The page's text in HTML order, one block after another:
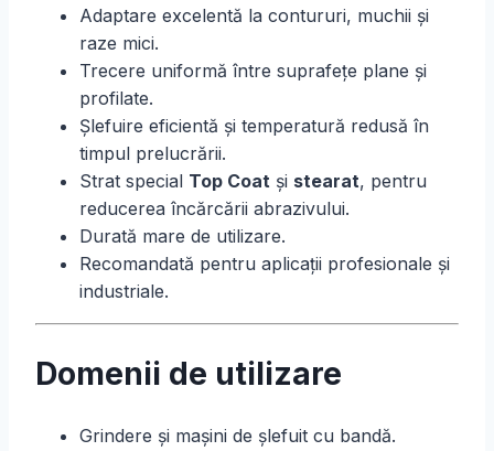
Adaptare excelentă la contururi, muchii și
raze mici.
Trecere uniformă între suprafețe plane și
profilate.
Șlefuire eficientă și temperatură redusă în
timpul prelucrării.
Strat special Top Coat și stearat, pentru
reducerea încărcării abrazivului.
Durată mare de utilizare.
Recomandată pentru aplicații profesionale și
industriale.
Domenii de utilizare
Grindere și mașini de șlefuit cu bandă.